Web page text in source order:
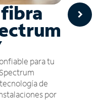
para tu
de
por